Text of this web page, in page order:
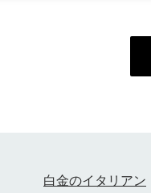
白金のイタリアン